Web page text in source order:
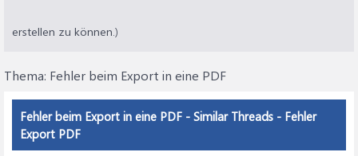
erstellen zu können.)
Thema: Fehler beim Export in eine PDF
Fehler beim Export in eine PDF - Similar Threads - Fehler
Export PDF